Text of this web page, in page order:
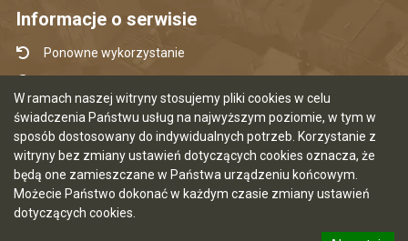
W ramach naszej witryny stosujemy pliki cookies w celu
świadczenia Państwu usług na najwyższym poziomie, w tym w
sposób dostosowany do indywidualnych potrzeb. Korzystanie z
witryny bez zmiany ustawień dotyczących cookies oznacza, że
będą one zamieszczane w Państwa urządzeniu końcowym.
Możecie Państwo dokonać w każdym czasie zmiany ustawień
dotyczących cookies.
Informacje o serwisie
Ponowne wykorzystanie
Mapa serwisu
Instrukcja obsługi
Statystyki oglądalności
Ostatnia aktualizacja BIP: 05.08.2026 07:35